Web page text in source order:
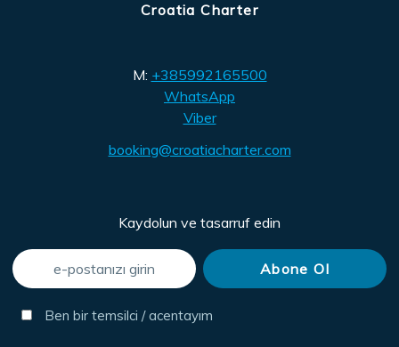
Croatia Charter
M: +385992165500
WhatsApp
Viber
booking@croatiacharter.com
Kaydolun ve tasarruf edin
Ben bir temsilci / acentayım